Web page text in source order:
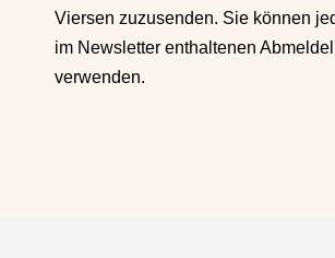
Viersen zuzusenden. Sie können
im Newsletter enthaltenen
verwenden.